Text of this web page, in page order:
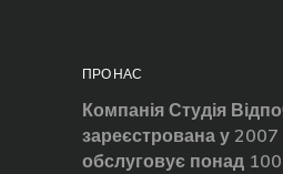
ПРО НАС
Компанія Студія
зареєстрована у 2007
обслуговує понад